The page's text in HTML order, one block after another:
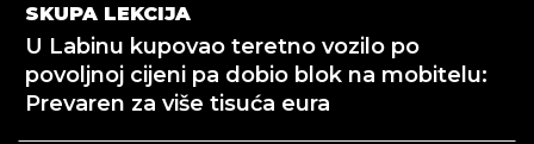
SKUPA LEKCIJA
U Labinu kupovao teretno vozilo po
povoljnoj cijeni pa dobio blok na mobitelu:
Prevaren za više tisuća eura